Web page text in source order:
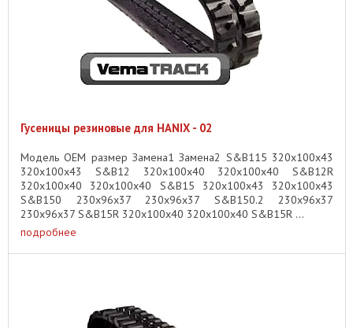
Гусеницы резиновые для HANIX - 02
Модель OEM размер Замена1 Замена2 S&B115 320x100x43
320x100x43 S&B12 320x100x40 320x100x40 S&B12R
320x100x40 320x100x40 S&B15 320x100x43 320x100x43
S&B150 230x96x37 230x96x37 S&B150.2 230x96x37
230x96x37 S&B15R 320x100x40 320x100x40 S&B15R ...
подробнее